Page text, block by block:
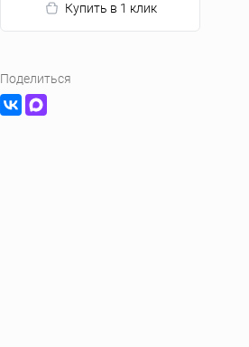
Купить в 1 клик
Поделиться